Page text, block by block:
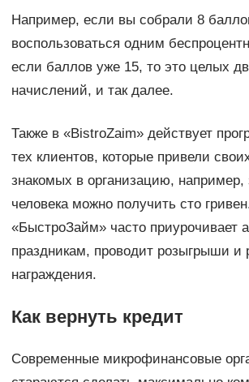
Например, если вы собрали 8
воспользоваться одним
если баллов уже 15, то это целых
начислений, и так далее.
Также в «BistroZaim» действует
тех клиентов, которые привели
знакомых в организацию, например,
человека можно получить сто
«БыстроЗайм» часто приурочивает
праздникам, проводит розыгрыши и
награждения.
Как вернуть кредит
Современные микрофинансовые